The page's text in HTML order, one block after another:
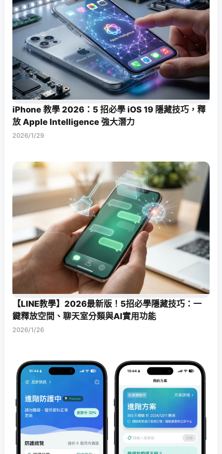
iPhone 教學 2026：5 招必學 iOS 19 隱藏技巧，釋
放 Apple Intelligence 強大潛力
2026/1/29
【LINE教學】2026最新版！5招必學隱藏技巧：一
鍵釋放空間、聊天室分類與AI實用功能
2026/1/26